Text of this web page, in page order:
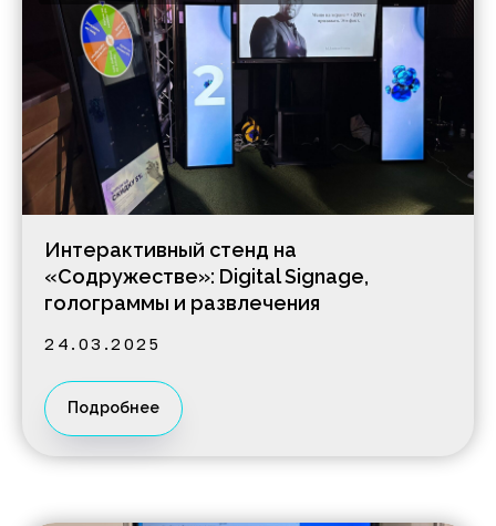
Интерактивный стенд на
«Содружестве»: Digital Signage,
голограммы и развлечения
24.03.2025
Подробнее